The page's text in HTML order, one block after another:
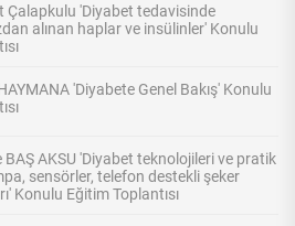
Çalapkulu 'Diyabet tedavisinde
alınan haplar ve insülinler' Konulu
'Diyabete Genel Bakış' Konulu
BAŞ AKSU 'Diyabet teknolojileri ve pratik
sensörler, telefon destekli şeker
Konulu Eğitim Toplantısı